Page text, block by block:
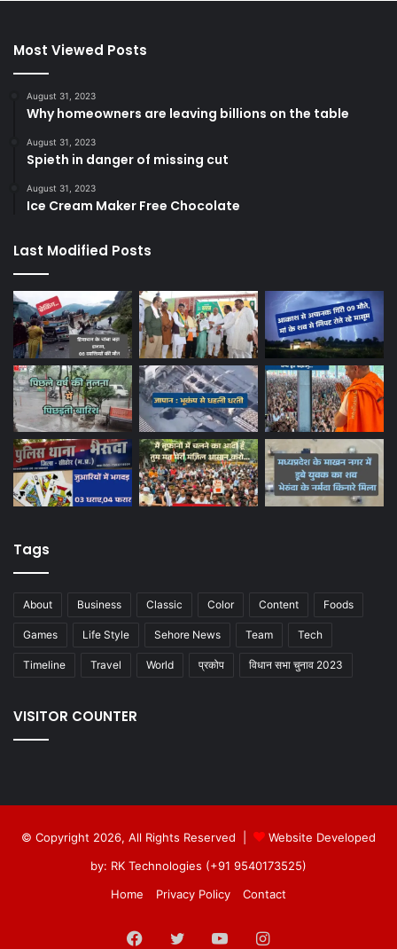
Most Viewed Posts
August 31, 2023
Why homeowners are leaving billions on the table
August 31, 2023
Spieth in danger of missing cut
August 31, 2023
Ice Cream Maker Free Chocolate
Last Modified Posts
Tags
About Business Classic Color Content Foods
Games Life Style Sehore News Team Tech
Timeline Travel World प्रकोप विधान सभा चुनाव 2023
VISITOR COUNTER
© Copyright 2026, All Rights Reserved |
Website Developed
by: RK Technologies (+91 9540173525)
Home
Privacy Policy Contact
Facebook
Twitter YouTubeInstagram